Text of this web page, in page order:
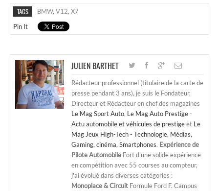
TAGS BMW, V12, X7
Pin It
JULIEN BARTHET
Rédacteur professionnel (titulaire de la carte de
presse pendant 3 ans), je suis le Fondateur,
Directeur et Rédacteur en chef des magazines
Le Mag Sport Auto, Le Mag Auto Prestige -
Actu automobile et véhicules de prestigeet Le
Mag Jeux High-Tech - Technologie, Médias,
Gaming, cinéma, Smartphones. Expérience de
Pilote Automobile Fort d'une solide expérience
en compétition avec 55 courses au compteur,
j'ai évolué dans diverses catégories :
Monoplace & Circuit Formule Ford F. Campus